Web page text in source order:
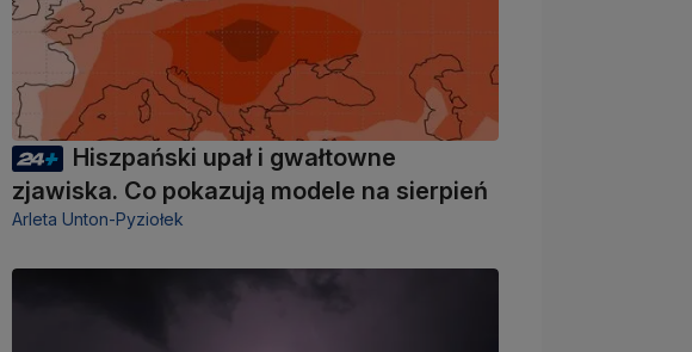
Hiszpański upał i gwałtowne
zjawiska. Co pokazują modele na sierpień
Arleta Unton-Pyziołek